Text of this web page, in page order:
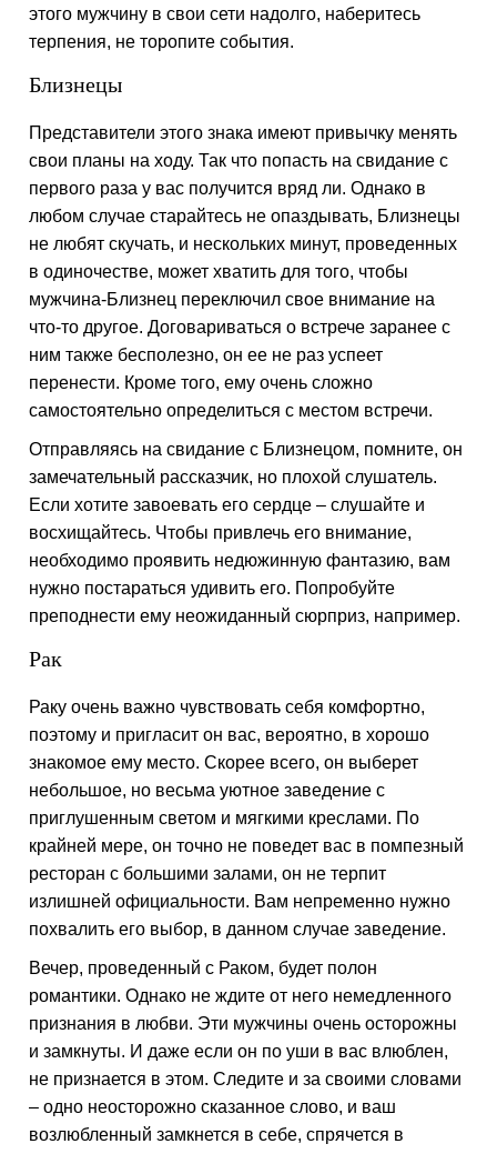
этого мужчину в свои сети надолго, наберитесь
терпения, не торопите события.
Близнецы
Представители этого знака имеют привычку менять
свои планы на ходу. Так что попасть на свидание с
первого раза у вас получится вряд ли. Однако в
любом случае старайтесь не опаздывать, Близнецы
не любят скучать, и нескольких минут, проведенных
в одиночестве, может хватить для того, чтобы
мужчина-Близнец переключил свое внимание на
что-то другое. Договариваться о встрече заранее с
ним также бесполезно, он ее не раз успеет
перенести. Кроме того, ему очень сложно
самостоятельно определиться с местом встречи.
Отправляясь на свидание с Близнецом, помните, он
замечательный рассказчик, но плохой слушатель.
Если хотите завоевать его сердце – слушайте и
восхищайтесь. Чтобы привлечь его внимание,
необходимо проявить недюжинную фантазию, вам
нужно постараться удивить его. Попробуйте
преподнести ему неожиданный сюрприз, например.
Рак
Раку очень важно чувствовать себя комфортно,
поэтому и пригласит он вас, вероятно, в хорошо
знакомое ему место. Скорее всего, он выберет
небольшое, но весьма уютное заведение с
приглушенным светом и мягкими креслами. По
крайней мере, он точно не поведет вас в помпезный
ресторан с большими залами, он не терпит
излишней официальности. Вам непременно нужно
похвалить его выбор, в данном случае заведение.
Вечер, проведенный с Раком, будет полон
романтики. Однако не ждите от него немедленного
признания в любви. Эти мужчины очень осторожны
и замкнуты. И даже если он по уши в вас влюблен,
не признается в этом. Следите и за своими словами
– одно неосторожно сказанное слово, и ваш
возлюбленный замкнется в себе, спрячется в